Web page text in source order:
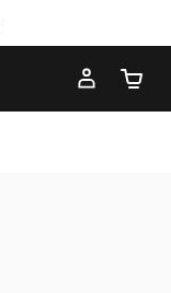
장바